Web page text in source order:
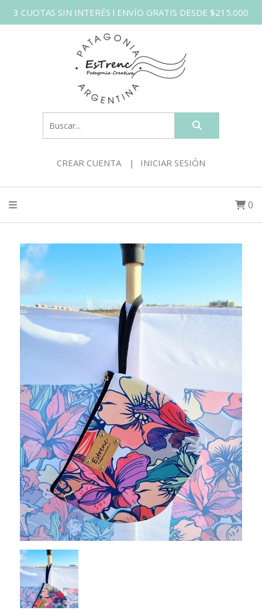
3 CUOTAS SIN INTERÉS l ENVÍO GRATIS DESDE $215.000
CREAR CUENTA INICIAR SESIÓN
0